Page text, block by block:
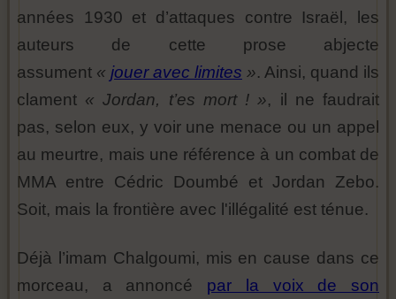
années 1930 et d’attaques contre Israël, les
auteurs de cette prose abjecte
assument « jouer avec limites ». Ainsi, quand ils
clament « Jordan, t’es mort ! », il ne faudrait
pas, selon eux, y voir une menace ou un appel
au meurtre, mais une référence à un combat de
MMA entre Cédric Doumbé et Jordan Zebo.
Soit, mais la frontière avec l'illégalité est ténue.
Déjà l’imam Chalgoumi, mis en cause dans ce
morceau, a annoncé par la voix de son